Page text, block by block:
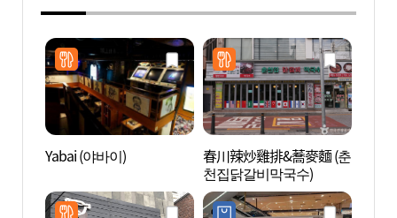
Yabai (야바이)
春川辣炒雞排&蕎麥麵 (춘
천집닭갈비막국수)